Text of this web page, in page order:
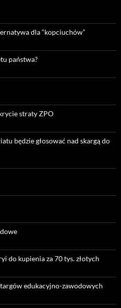
dla “kopciuchów”
państwa?
straty ZPO
będzie głosować nad skargą do
do kupienia za 70 tys. złotych
edukacyjno-zawodowych